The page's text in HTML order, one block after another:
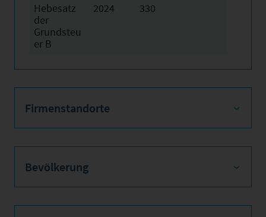
Hebesatz
der
Grundsteu
er B
2024 330
Firmenstandorte
Bevölkerung